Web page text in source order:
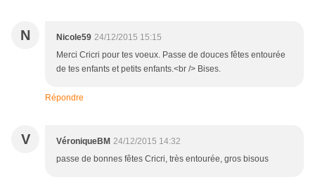
N Nicole59 24/12/2015 15:15
Merci Cricri pour tes voeux. Passe de douces fêtes entourée
de tes enfants et petits enfants.<br /> Bises.
Répondre
V VéroniqueBM 24/12/2015 14:32
passe de bonnes fêtes Cricri, très entourée, gros bisous